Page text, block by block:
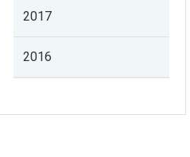
2017
2016